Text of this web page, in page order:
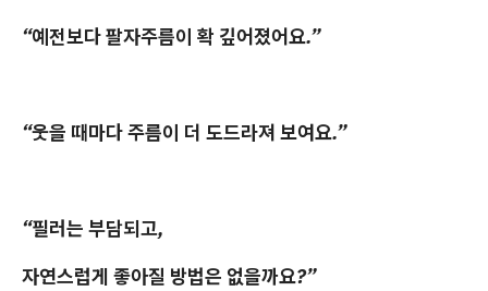
“예전보다 팔자주름이 확 깊어졌어요.”
“웃을 때마다 주름이 더 도드라져 보여요.”
“필러는 부담되고,
자연스럽게 좋아질 방법은 없을까요?”